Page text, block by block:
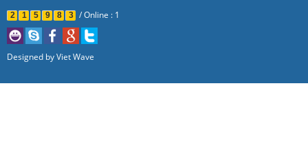
2 1 5 9 8 3 /Online : 1
Designed byViet Wave